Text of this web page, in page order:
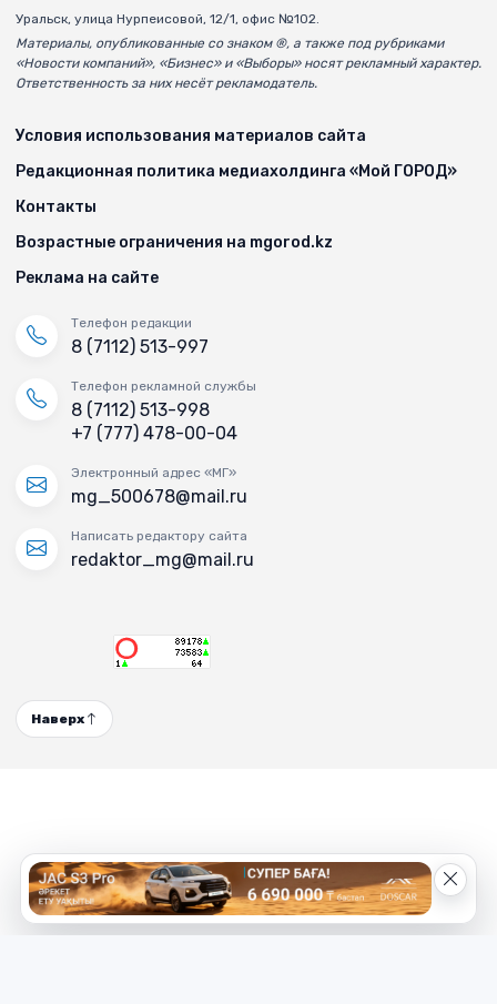
Уральск, улица Нурпеисовой, 12/1, офис №102.
Материалы, опубликованные со знаком ®, а также под рубриками
«Новости компаний», «Бизнес» и «Выборы» носят рекламный характер.
Ответственность за них несёт рекламодатель.
Условия использования материалов сайта
Редакционная политика медиахолдинга «Мой ГОРОД»
Контакты
Возрастные ограничения на mgorod.kz
Реклама на сайте
Телефон редакции
8 (7112) 513-997
Телефон рекламной службы
8 (7112) 513-998
+7 (777) 478-00-04
Электронный адрес «МГ»
mg_500678@mail.ru
Написать редактору сайта
redaktor_mg@mail.ru
Наверх